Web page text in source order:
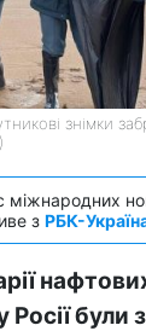
знімки
міжнародних
з РБК-
були